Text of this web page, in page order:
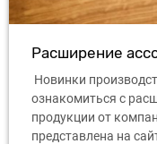
Расширение
Новинки
ознакомиться с
продукции от
представлена ​​на